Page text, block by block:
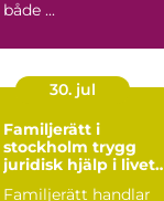
både ...
30. jul
Familjerätt i
stockholm trygg
juridisk hjälp i livets
Familjerätt handlar